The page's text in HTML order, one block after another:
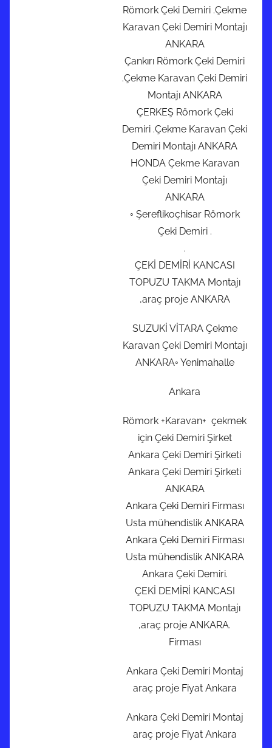
Römork Çeki Demiri .Çekme
Karavan Çeki Demiri Montajı
ANKARA
Çankırı Römork Çeki Demiri
.Çekme Karavan Çeki Demiri
Montajı ANKARA
ÇERKEŞ Römork Çeki
Demiri .Çekme Karavan Çeki
Demiri Montajı ANKARA
HONDA Çekme Karavan
Çeki Demiri Montajı
ANKARA
◦ Şereflikoçhisar Römork
Çeki Demiri .
.
ÇEKİ DEMİRİ KANCASI
TOPUZU TAKMA Montajı
,araç proje ANKARA
SUZUKİ VİTARA Çekme
Karavan Çeki Demiri Montajı
ANKARA◦ Yenimahalle
Ankara
Römork +Karavan+ çekmek
için Çeki Demiri Şirket
Ankara Çeki Demiri Şirketi
Ankara Çeki Demiri Şirketi
ANKARA
Ankara Çeki Demiri Firması
Usta mühendislik ANKARA
Ankara Çeki Demiri Firması
Usta mühendislik ANKARA
Ankara Çeki Demiri.
ÇEKİ DEMİRİ KANCASI
TOPUZU TAKMA Montajı
,araç proje ANKARA.
Firması
Ankara Çeki Demiri Montaj
araç proje Fiyat Ankara
Ankara Çeki Demiri Montaj
araç proje Fiyat Ankara